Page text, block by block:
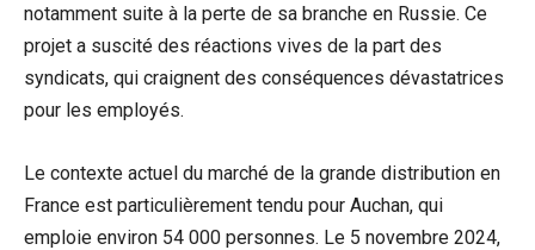
notamment suite à la perte de sa branche en Russie. Ce
projet a suscité des réactions vives de la part des
syndicats, qui craignent des conséquences dévastatrices
pour les employés.
Le contexte actuel du marché de la grande distribution en
France est particulièrement tendu pour Auchan, qui
emploie environ 54 000 personnes. Le 5 novembre 2024,